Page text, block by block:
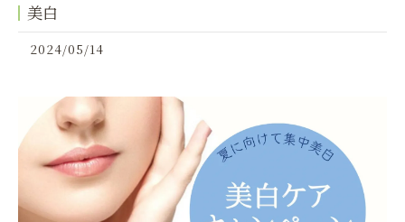
美白
2024/05/14